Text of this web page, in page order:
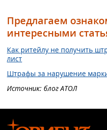
Предлагаем
интересными
Как ритейлу не получить
лист
Штрафы за нарушение
Источник: блог АТОЛ